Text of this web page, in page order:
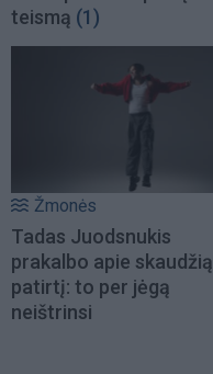
teismą (1)
Žmonės
Tadas Juodsnukis
prakalbo apie skaudžią
patirtį: to per jėgą
neištrinsi